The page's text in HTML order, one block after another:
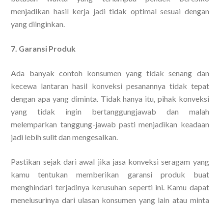
menjadikan hasil kerja jadi tidak optimal sesuai dengan
yang diinginkan.
7. Garansi Produk
Ada banyak contoh konsumen yang tidak senang dan
kecewa lantaran hasil konveksi pesanannya tidak tepat
dengan apa yang diminta. Tidak hanya itu, pihak konveksi
yang tidak ingin bertanggungjawab dan malah
melemparkan tanggung-jawab pasti menjadikan keadaan
jadi lebih sulit dan mengesalkan.
Pastikan sejak dari awal jika jasa konveksi seragam yang
kamu tentukan memberikan garansi produk buat
menghindari terjadinya kerusuhan seperti ini. Kamu dapat
menelusurinya dari ulasan konsumen yang lain atau minta